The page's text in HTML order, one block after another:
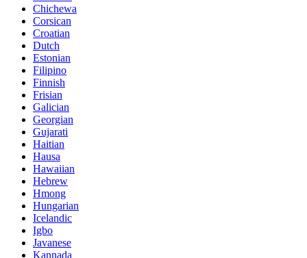
Chichewa
Corsican
Croatian
Dutch
Estonian
Filipino
Finnish
Frisian
Galician
Georgian
Gujarati
Haitian
Hausa
Hawaiian
Hebrew
Hmong
Hungarian
Icelandic
Igbo
Javanese
Kannada